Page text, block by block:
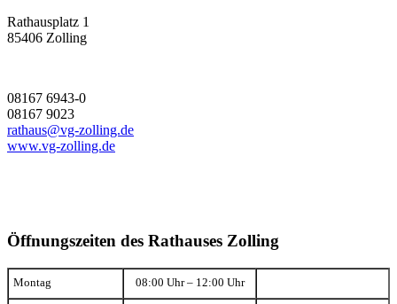
Rathausplatz 1
85406 Zolling
08167 6943-0
08167 9023
rathaus@vg-zolling.de
www.vg-zolling.de
Öffnungszeiten des Rathauses Zolling
Montag 08:00 Uhr – 12:00 Uhr